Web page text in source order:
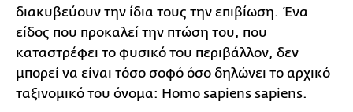
διακυβεύουν την ίδια τους την επιβίωση. Ένα
είδος που προκαλεί την πτώση του, που
καταστρέφει το φυσικό του περιβάλλον, δεν
μπορεί να είναι τόσο σοφό όσο δηλώνει το αρχικό
ταξινομικό του όνομα: Homo sapiens sapiens.